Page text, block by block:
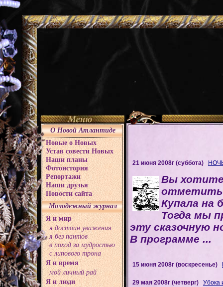
О Новой Атлантиде
Новые о Новых
Устав совести Новых
Наши планы
Фотоистория
Репортажи
Наши друзья
Новости сайта
Молодежный журнал
Я и мир
я достоин уважения
я без пантов
в поход за мудростью
с липового трона
Я и время
мой личный рай
Я и люди
21 июня 2008г (суббота)
Вы хотите
отметить
Купала на
Тогда мы
эту сказочную
В программе ...
15 июня 2008г (воскресенье)
29 мая 2008г (четверг) Убока